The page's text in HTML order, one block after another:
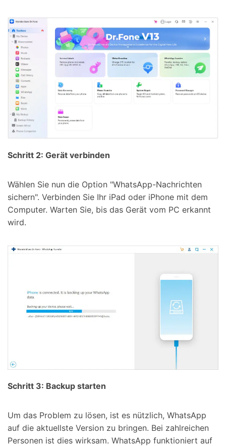
Schritt 2: Gerät verbinden
Wählen Sie nun die Option "WhatsApp-Nachrichten
sichern". Verbinden Sie Ihr iPad oder iPhone mit dem
Computer. Warten Sie, bis das Gerät vom PC erkannt
wird.
Schritt 3: Backup starten
Um das Problem zu lösen, ist es nützlich, WhatsApp
auf die aktuellste Version zu bringen. Bei zahlreichen
Personen ist dies wirksam. WhatsApp funktioniert auf